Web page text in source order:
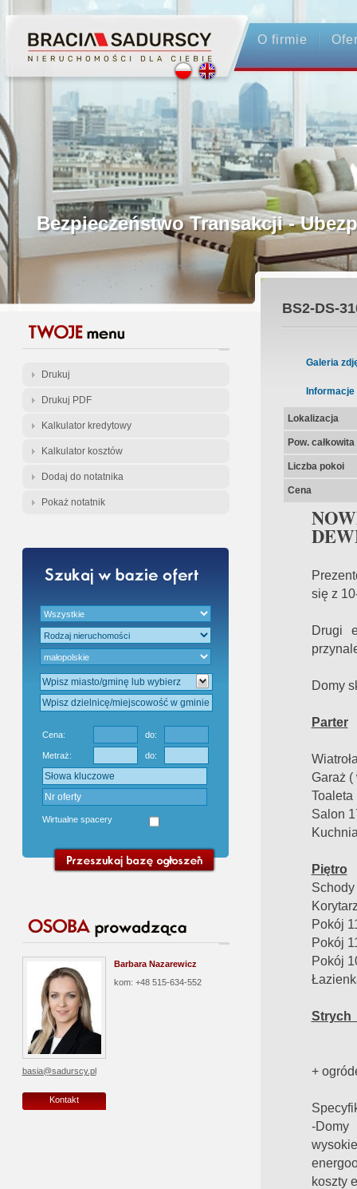
O firmie
Profesjonalne Pośrednictwo
Bezpieczeństwo Transakcji -
Licencjonowani Pośrednicy
Gwarancja Zwrotu Zadatku
Gratis - Przedwstępna Umowa
Drukuj
Drukuj PDF
Kalkulator kredytowy
Kalkulator kosztów
Dodaj do notatnika
Pokaż notatnik
Cena: do:
Metraż: do:
Wirtualne spacery
Barbara Nazarewicz
kom: +48 515-634-552
basia@sadurscy.pl
Kontakt
BS2-DS-
Galeria
Informacje
Lokalizacja
Pow.
Liczba pokoi
Cena
się z
Drugi
Domy
Parter
Garaż (
Toaleta
Salon
Piętro
Pokój
Pokój
Pokój
Strych
+
-Domy
koszty